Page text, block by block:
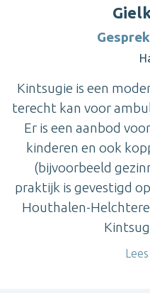
Kintsugie is een
terecht kan voor
Er is een aanbod
kinderen en ook
(bijvoorbeeld
praktijk is gevestigd
Houthalen-